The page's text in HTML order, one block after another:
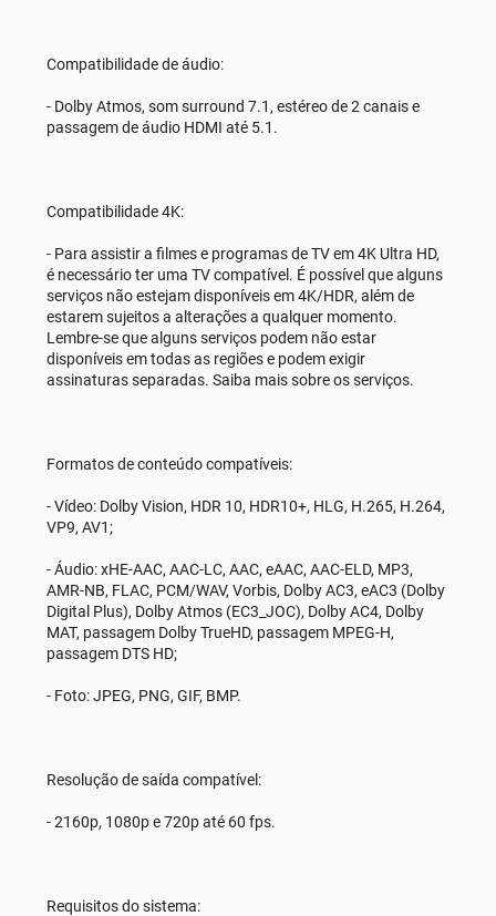
Compatibilidade de áudio:
- Dolby Atmos, som surround 7.1, estéreo de 2 canais e
passagem de áudio HDMI até 5.1.
Compatibilidade 4K:
- Para assistir a filmes e programas de TV em 4K Ultra HD,
é necessário ter uma TV compatível. É possível que alguns
serviços não estejam disponíveis em 4K/HDR, além de
estarem sujeitos a alterações a qualquer momento.
Lembre-se que alguns serviços podem não estar
disponíveis em todas as regiões e podem exigir
assinaturas separadas. Saiba mais sobre os serviços.
Formatos de conteúdo compatíveis:
- Vídeo: Dolby Vision, HDR 10, HDR10+, HLG, H.265, H.264,
VP9, AV1;
- Áudio: xHE-AAC, AAC-LC, AAC, eAAC, AAC-ELD, MP3,
AMR-NB, FLAC, PCM/WAV, Vorbis, Dolby AC3, eAC3 (Dolby
Digital Plus), Dolby Atmos (EC3_JOC), Dolby AC4, Dolby
MAT, passagem Dolby TrueHD, passagem MPEG-H,
passagem DTS HD;
- Foto: JPEG, PNG, GIF, BMP.
Resolução de saída compatível:
- 2160p, 1080p e 720p até 60 fps.
Requisitos do sistema: